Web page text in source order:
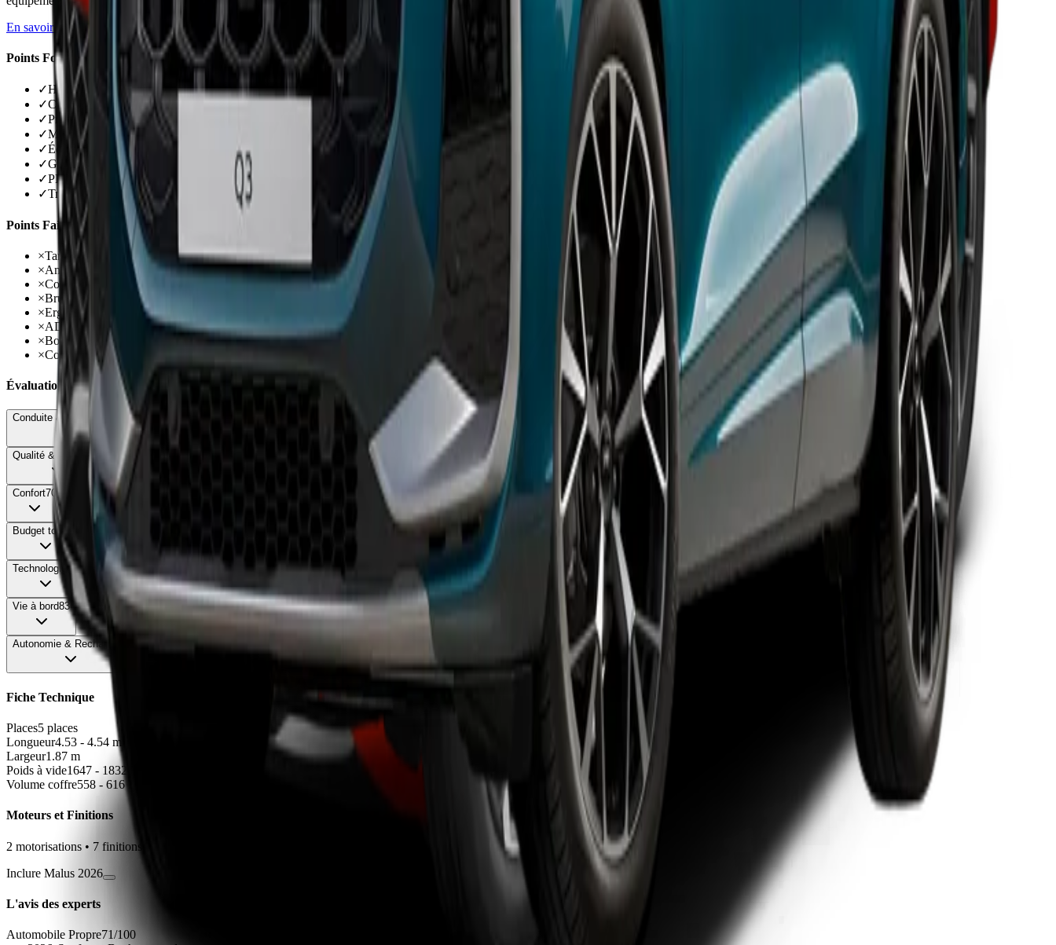
En savoir plus →
Points Forts
✓Habitabilité généreuse avant et arrière
✓Coffre spacieux de 616 litres avec plancher plat
✓Présentation intérieure soignée et moderne
✓Motorisation hybride sobre en ville (moins de 6 l/100)
✓Équipement de série complet en finition Executive
✓Garantie constructeur de 5 ans rassurante
✓PHEV offre 55 km d'autonomie électrique réelle
✓Transitions électrique-thermique fluides et imperceptibles
Points Faibles
×Tarifs élevés dès 48 800 € (jusqu'à 50 000 €)
×Amortissement trop raide sous 70 km/h avec trépidations
×Consommation autoroutière décevante (9 à 9,5 l/100)
×Bruits aérodynamiques et de roulement importants à 130 km/h
×Ergonomie multimédia complexe et peu intuitive
×ADAS très intrusifs nécessitant 6 manipulations pour les désactiver
×Boîte auto peu réactive aux rétrogradages
×Conduite manquant d'agrément et de caractère
Évaluations Détaillées
Conduite & Maniabilité
Qualité & Finition
Confort70
Budget total
Technologie 71
Vie à bord83
Autonomie & Recharge
Fiche Technique
Places5 places
Longueur4.53 - 4.54 m
Largeur1.87 m
Poids à vide1647 - 1832
Volume coffre558 - 616
Moteurs et Finitions
2 motorisations • 7 finitions
Inclure Malus 2026
L'avis des experts
Automobile Propre71/100